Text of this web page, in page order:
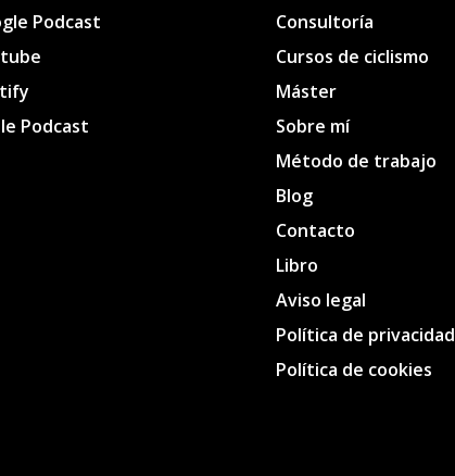
Podcast
Podcast
Consultoría
Cursos de ciclismo
Máster
Sobre mí
Método de trabajo
Blog
Contacto
Libro
Aviso legal
Política de privacidad
Política de cookies